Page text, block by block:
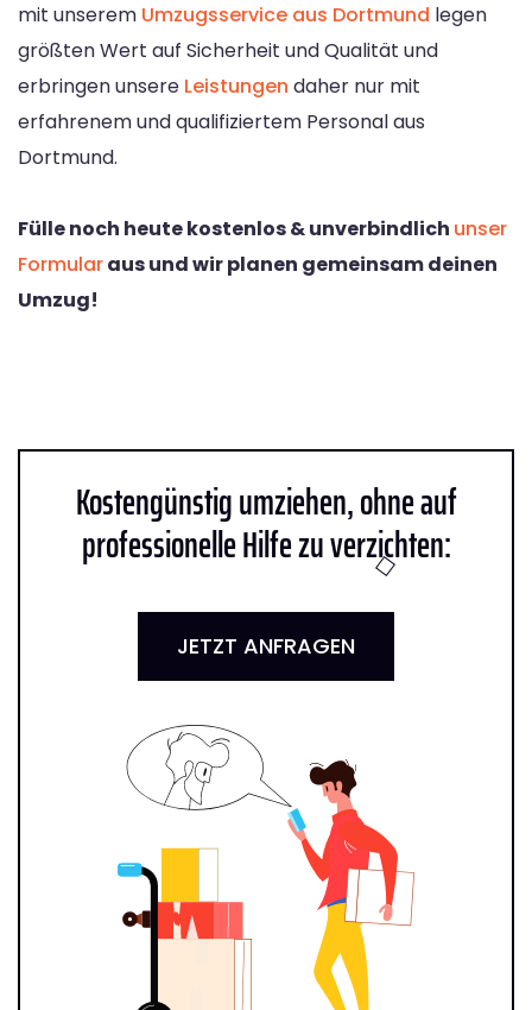
mit unserem Umzugsservice aus Dortmund legen
größten Wert auf Sicherheit und Qualität und
erbringen unsere Leistungen daher nur mit
erfahrenem und qualifiziertem Personal aus
Dortmund.
Fülle noch heute kostenlos & unverbindlich unser
Formularaus und wir planen gemeinsam deinen
Umzug!
Kostengünstig umziehen, ohne auf
professionelle Hilfe zu verzichten:
JETZT ANFRAGEN